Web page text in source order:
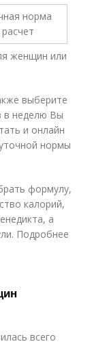
женщин или
выберите
в неделю Вы
и онлайн
нормы
формулу,
калорий,
а
Подробнее
всего